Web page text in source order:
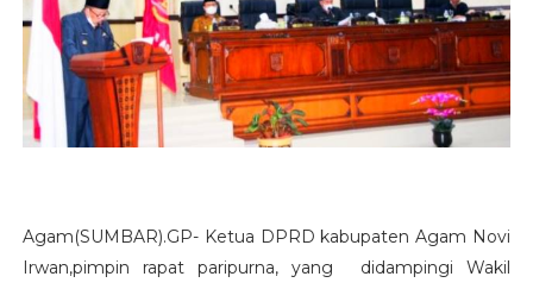
Agam(SUMBAR).GP- Ketua DPRD kabupaten Agam Novi
Irwan,pimpin rapat paripurna, yang didampingi Wakil